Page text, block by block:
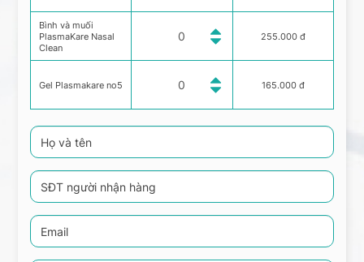
Bình và muối
PlasmaKare Nasal
Clean
Gel Plasmakare no5
255.000 đ
165.000 đ